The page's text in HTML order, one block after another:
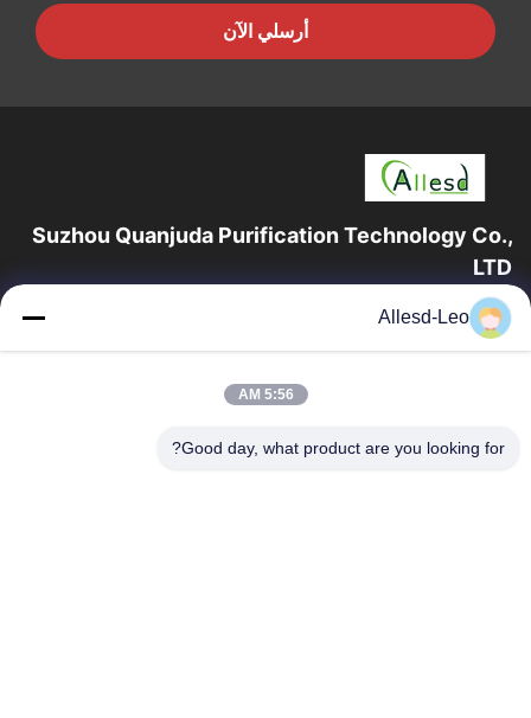
أرسلي الآن
Suzhou Quanjuda Purification Technology Co.,
LTD
16 عامًا من الخبرة ، بصفتنا مصنعًا ومصدرًا رائدًا لمنتجات البيئة والتنمية
المستدامة وغرف الأبحاث ، فإننا نقدم مجموعة كاملة من معدات
الصفحة الرئيسية
منتجات
Allesd-Leo
5:56 AM
Good day, what product are you looking for?